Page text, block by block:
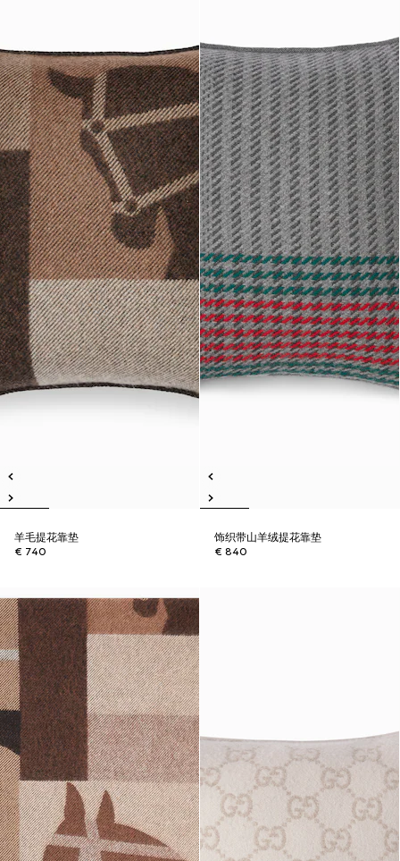
羊毛提花靠垫
€ 740
饰织带山羊绒提花靠垫
€ 840